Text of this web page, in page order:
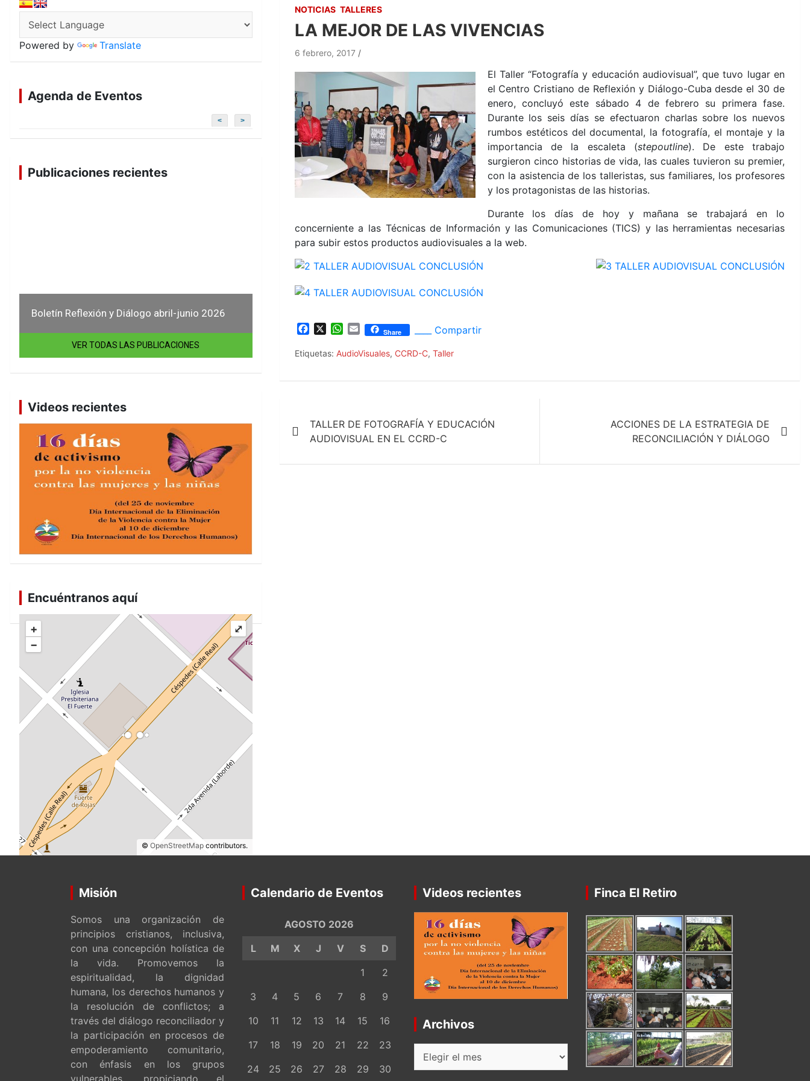
NOTICIAS TALLERES
LA MEJOR DE LAS VIVENCIAS
6 febrero, 2017
El Taller “Fotografía y educación audiovisual”, que tuvo lugar en
el Centro Cristiano de Reflexión y Diálogo-Cuba desde el 30 de
enero, concluyó este sábado 4 de febrero su primera fase.
Durante los seis días se efectuaron charlas sobre los nuevos
rumbos estéticos del documental, la fotografía, el montaje y la
importancia de la escaleta (stepoutline). De este trabajo
surgieron cinco historias de vida, las cuales tuvieron su premier,
con la asistencia de los talleristas, sus familiares, los profesores
y los protagonistas de las historias.
Durante los días de hoy y mañana se trabajará en lo
concerniente a las Técnicas de Información y las Comunicaciones (TICS) y las herramientas necesarias
para subir estos productos audiovisuales a la web.
c
W
a
E
a
Share ____ Compartir
Etiquetas: AudioVisuales, CCRD-C, Taller
de
TALLER DE FOTOGRAFÍA Y EDUCACIÓN
AUDIOVISUAL EN EL CCRD-C
ACCIONES DE LA ESTRATEGIA DE
RECONCILIACIÓN Y DIÁLOGO
Powered by Translate
Agenda de Eventos
< >
Publicaciones recientes
Boletín Reflexión y Diálogo abril-junio 2026
VER TODAS LAS PUBLICACIONES
Videos recientes
Encuéntranos aquí
+
−
© OpenStreetMapcontributors.
⤢
Misión
Somos una organización de
principios cristianos, inclusiva,
con una concepción holística de
la vida. Promovemos la
espiritualidad, la dignidad
humana, los derechos humanos y
la resolución de conflictos; a
través del diálogo reconciliador y
la participación en procesos de
empoderamiento comunitario,
con énfasis en los grupos
Calendario de Eventos
AGOSTO 2026
L
M X J V S
D
1
2
3
4 5 6 7 8
9
10
11 12 13 14 15
16
17
18 19 20 21 22
23
24
25 26 27 28 29
30
Videos recientes
Archivos
Finca El Retiro